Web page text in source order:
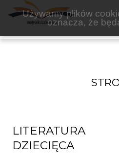
ELAN
Używamy plików
oznacza, że
LITERATURA
DZIECIĘCA